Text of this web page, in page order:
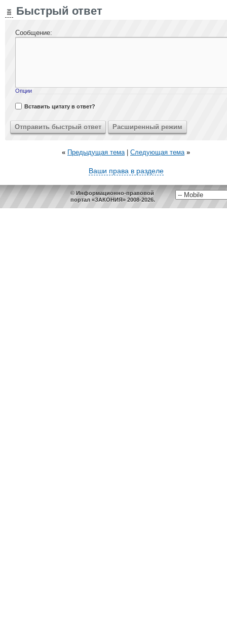
Быстрый ответ
Сообщение:
Опции
Вставить цитату в ответ?
« Предыдущая тема| Следующая тема »
Ваши права в разделе
© Информационно-правовой
портал «ЗАКОНИЯ» 2008-2026.